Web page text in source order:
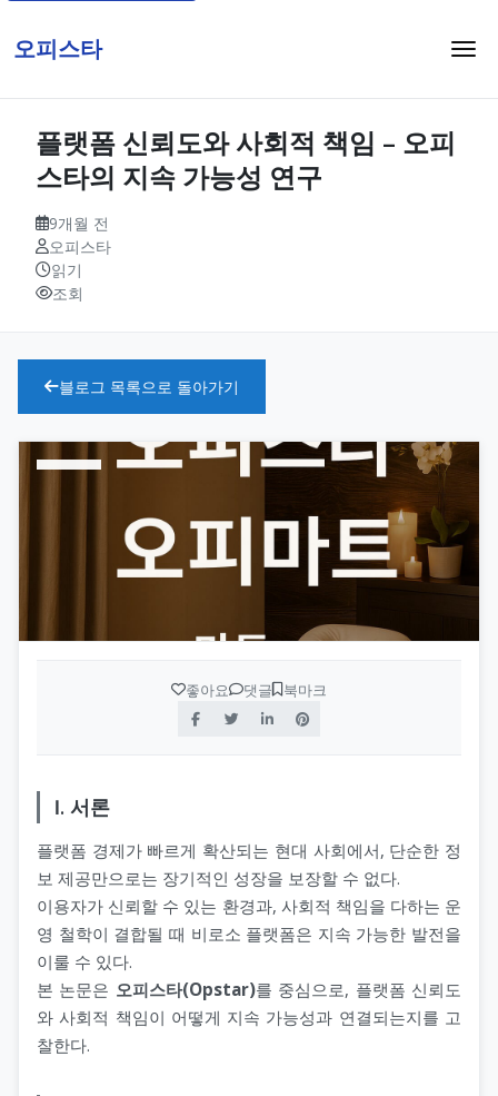
오피스타
플랫폼 신뢰도와 사회적 책임 – 오피
스타의 지속 가능성 연구
9개월 전
오피스타
읽기
조회
블로그 목록으로 돌아가기
좋아요 댓글 북마크
Ⅰ. 서론
플랫폼 경제가 빠르게 확산되는 현대 사회에서, 단순한 정
보 제공만으로는 장기적인 성장을 보장할 수 없다.
이용자가 신뢰할 수 있는 환경과, 사회적 책임을 다하는 운
영 철학이 결합될 때 비로소 플랫폼은 지속 가능한 발전을
이룰 수 있다.
본 논문은 오피스타(Opstar)를 중심으로, 플랫폼 신뢰도
와 사회적 책임이 어떻게 지속 가능성과 연결되는지를 고
찰한다.